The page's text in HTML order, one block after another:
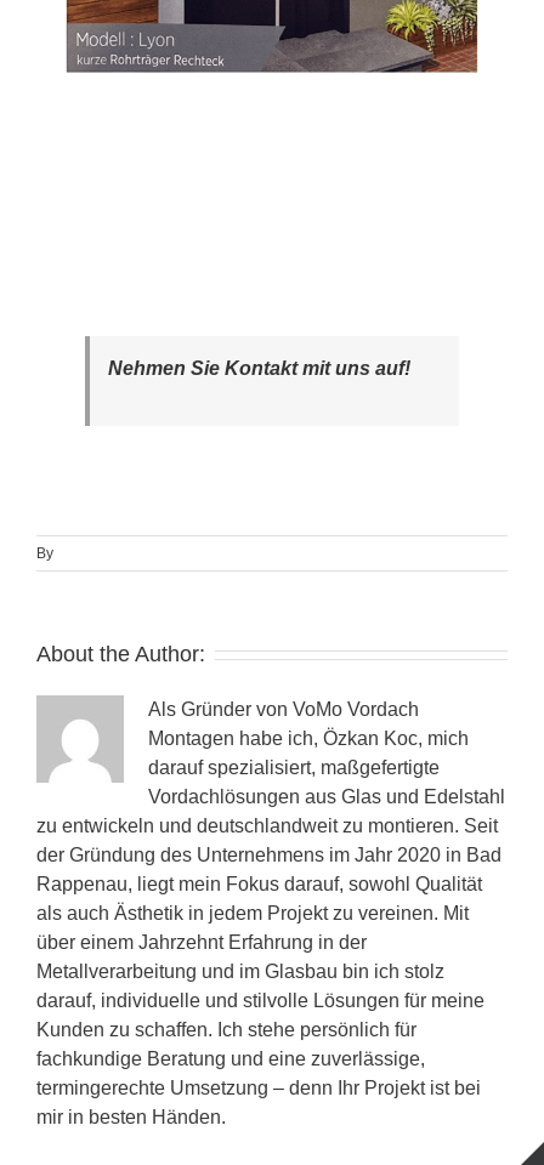
Nehmen Sie Kontakt mit uns auf!
By
About the Author:
Als Gründer von VoMo Vordach
Montagen habe ich, Özkan Koc, mich
darauf spezialisiert, maßgefertigte
Vordachlösungen aus Glas und Edelstahl
zu entwickeln und deutschlandweit zu montieren. Seit
der Gründung des Unternehmens im Jahr 2020 in Bad
Rappenau, liegt mein Fokus darauf, sowohl Qualität
als auch Ästhetik in jedem Projekt zu vereinen. Mit
über einem Jahrzehnt Erfahrung in der
Metallverarbeitung und im Glasbau bin ich stolz
darauf, individuelle und stilvolle Lösungen für meine
Kunden zu schaffen. Ich stehe persönlich für
fachkundige Beratung und eine zuverlässige,
termingerechte Umsetzung – denn Ihr Projekt ist bei
mir in besten Händen.